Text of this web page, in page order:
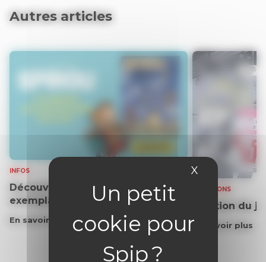
X Masquer le
Autres articles
INFOS
Découvrez gratuitement un
exemplaire du journal !
En savoir plus
SOLUTIONS
Solution du
En savoir plus